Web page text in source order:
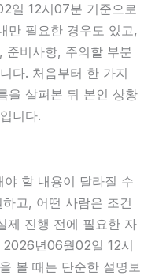
일 12시07분 기준으로
만 필요한 경우도 있고,
준비사항, 주의할 부분
다. 처음부터 한 가지
을 살펴본 뒤 본인 상황
니다.
할 내용이 달라질 수
고, 어떤 사람은 조건
제 진행 전에 필요한 자
2026년06월02일 12시
볼 때는 단순한 설명보